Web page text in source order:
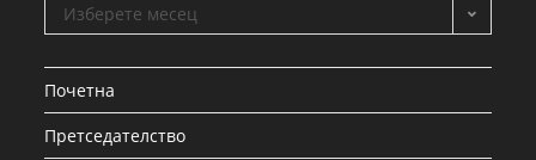
Изберете месец
Почетна
Претседателство